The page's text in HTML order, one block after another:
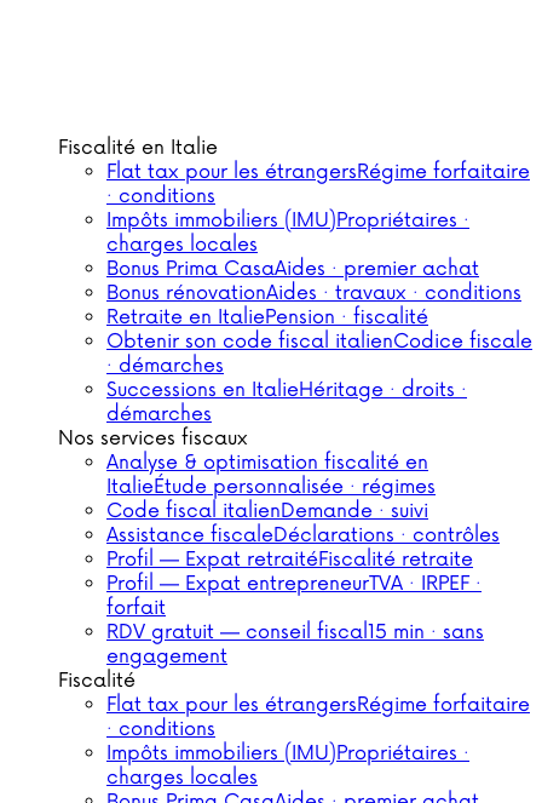
Fiscalité en Italie
Flat tax pour les étrangersRégime forfaitaire
· conditions
Impôts immobiliers (IMU)Propriétaires ·
charges locales
Bonus Prima CasaAides · premier achat
Bonus rénovationAides · travaux · conditions
Retraite en ItaliePension · fiscalité
Obtenir son code fiscal italienCodice fiscale
· démarches
Successions en ItalieHéritage · droits ·
démarches
Nos services fiscaux
Analyse & optimisation fiscalité en
ItalieÉtude personnalisée · régimes
Code fiscal italienDemande · suivi
Assistance fiscaleDéclarations · contrôles
Profil — Expat retraitéFiscalité retraite
Profil — Expat entrepreneurTVA · IRPEF ·
forfait
RDV gratuit — conseil fiscal15 min · sans
engagement
Fiscalité
Flat tax pour les étrangersRégime forfaitaire
· conditions
Impôts immobiliers (IMU)Propriétaires ·
charges locales